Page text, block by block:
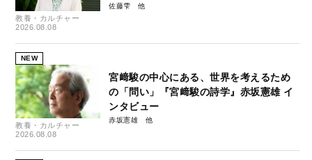
教養・カルチャー
2026.08.08
佐藤雫
NEW
教養・カルチャー
2026.08.08
宮﨑駿の中心にある、世界を考えるため
の「問い」『宮﨑駿の詩学』赤坂憲雄 イ
ンタビュー
赤坂憲雄